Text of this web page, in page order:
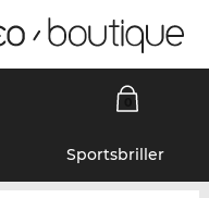
Sportsbriller